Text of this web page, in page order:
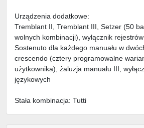
Urządzenia dodatkowe:
Tremblant II, Tremblant III, Setzer (50
wolnych kombinacji), wyłącznik
Sostenuto dla każdego manuału w
crescendo (cztery programowalne
użytkownika), żaluzja manuału III,
językowych
Stała kombinacja: Tutti